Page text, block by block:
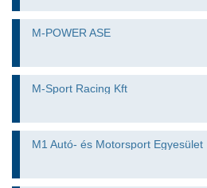
M-POWER ASE
M-Sport Racing Kft
M1 Autó- és Motorsport Egyesület